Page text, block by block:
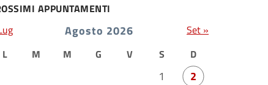
APPUNTAMENTI
Agosto 2026
L M M G V S D
1
2
Set »